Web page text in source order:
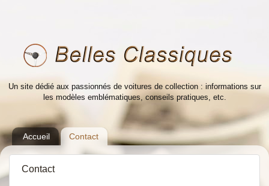
Un site dédié aux passionnés de voitures de collection : informations sur
les modèles emblématiques, conseils pratiques, etc.
Accueil Contact
Contact